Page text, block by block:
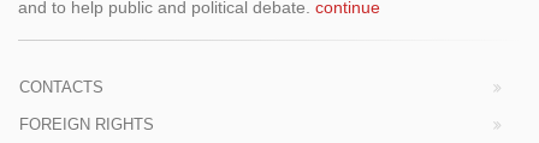
and to help public and political debate. continue
CONTACTS
FOREIGN RIGHTS